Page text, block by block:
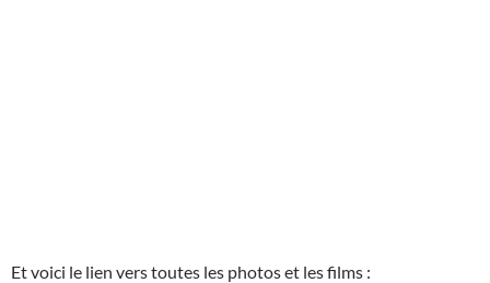
Et voici le lien vers toutes les photos et les films :